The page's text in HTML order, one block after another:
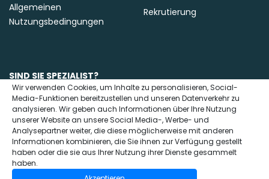
Allgemeinen
Nutzungsbedingungen
Rekrutierung
SIND SIE SPEZIALIST?
Kontaktieren Sie uns
Wir verwenden Cookies, um Inhalte zu personalisieren, Social-
Media-Funktionen bereitzustellen und unseren Datenverkehr zu
analysieren. Wir geben auch Informationen über Ihre Nutzung
unserer Website an unsere Social Media-, Werbe- und
Analysepartner weiter, die diese möglicherweise mit anderen
Informationen kombinieren, die Sie ihnen zur Verfügung gestellt
haben oder die sie aus Ihrer Nutzung ihrer Dienste gesammelt
haben.